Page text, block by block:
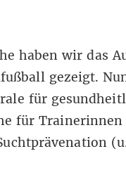
haben wir das
gezeigt.
für
für Trainerinnen